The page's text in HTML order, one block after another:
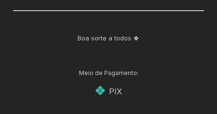
Boa sorte a todos 🍀
Meio de Pagamento:
PIX